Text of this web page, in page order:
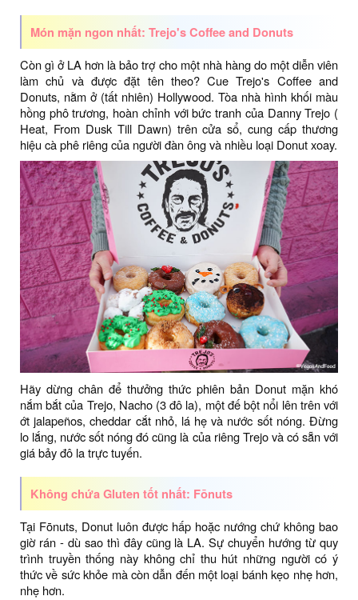
Món mặn ngon nhất: Trejo's Coffee and Donuts
Còn gì ở LA hơn là bảo trợ cho một nhà hàng do một diễn viên
làm chủ và được đặt tên theo? Cue Trejo's Coffee and
Donuts, nằm ở (tất nhiên) Hollywood. Tòa nhà hình khối màu
hồng phô trương, hoàn chỉnh với bức tranh của Danny Trejo (
Heat, From Dusk Till Dawn) trên cửa sổ, cung cấp thương
hiệu cà phê riêng của người đàn ông và nhiều loại Donut xoay.
Hãy dừng chân để thưởng thức phiên bản Donut mặn khó
nắm bắt của Trejo, Nacho (3 đô la), một đế bột nổi lên trên với
ớt jalapeños, cheddar cắt nhỏ, lá hẹ và nước sốt nóng. Đừng
lo lắng, nước sốt nóng đó cũng là của riêng Trejo và có sẵn với
giá bảy đô la trực tuyến.
Không chứa Gluten tốt nhất: Fōnuts
Tại Fōnuts, Donut luôn được hấp hoặc nướng chứ không bao
giờ rán - dù sao thì đây cũng là LA. Sự chuyển hướng từ quy
trình truyền thống này không chỉ thu hút những người có ý
thức về sức khỏe mà còn dẫn đến một loại bánh kẹo nhẹ hơn,
nhẹ hơn.